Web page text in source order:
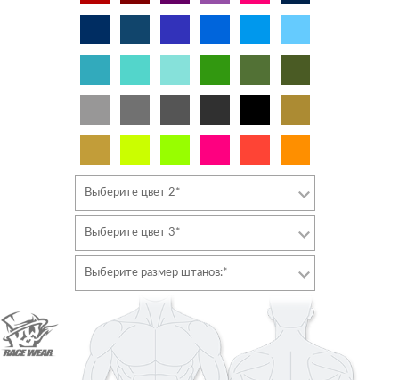
Выберите цвет 2*
Выберите цвет 3*
Выберите размер штанов:*